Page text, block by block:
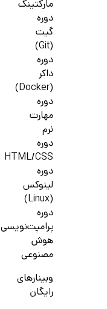
مارکتینگ
دوره
گیت
(Git)
دوره
داکر
(Docker)
دوره
مهارت
نرم
دوره
HTML/CSS
دوره
لینوکس
(Linux)
دوره
پرامپت‌نویسی
هوش
مصنوعی
وبینارهای
رایگان